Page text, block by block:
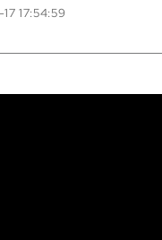
17:54:59